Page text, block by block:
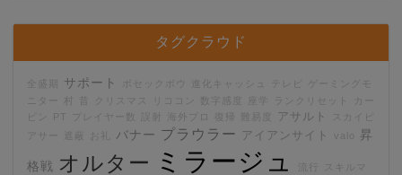
タグクラウド
サポート ボセックボウ 進化キャッシュ
ニター
昔 クリスマス 数字感度 ランクリセット
PT プレイヤー数 誤射 アサルト
スカイピ
お礼 バナー プラウラー アイアンサイト valo 昇
格戦 オルター ミラージュ スキルマ